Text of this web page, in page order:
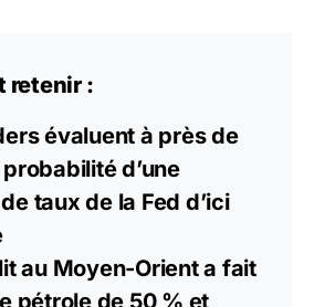
retenir :
évaluent à près de
d’une
taux de la Fed d’ici
au Moyen-Orient a fait
pétrole de 50 % et